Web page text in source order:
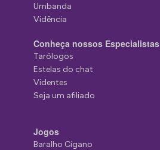
Umbanda
Vidência
Conheça nossos Especialistas
Tarólogos
Estelas do chat
Videntes
Seja um afiliado
Jogos
Baralho Cigano